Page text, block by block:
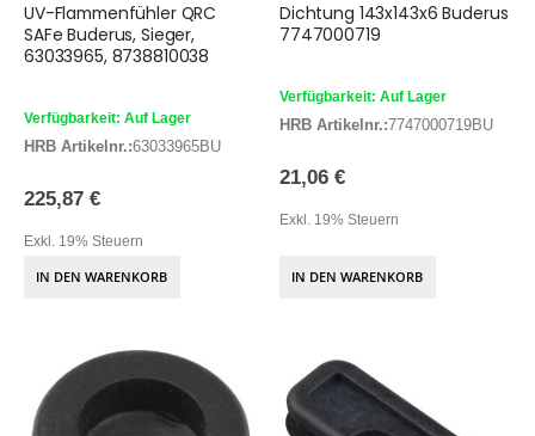
UV-Flammenfühler QRC
SAFe Buderus, Sieger,
63033965, 8738810038
Verfügbarkeit: Auf Lager
HRB Artikelnr.:63033965BU
225,87 €
Exkl. 19% Steuern
IN DEN WARENKORB
Dichtung 143x143x6 Buderus
7747000719
Verfügbarkeit: Auf Lager
HRB Artikelnr.:7747000719BU
21,06 €
Exkl. 19% Steuern
IN DEN WARENKORB